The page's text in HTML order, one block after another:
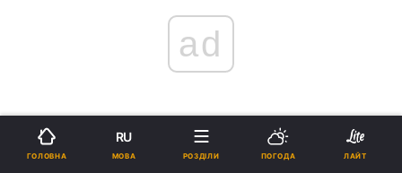
ad
ГОЛОВНА
RU
МОВА РОЗДІЛИ ПОГОДА ЛАЙТ